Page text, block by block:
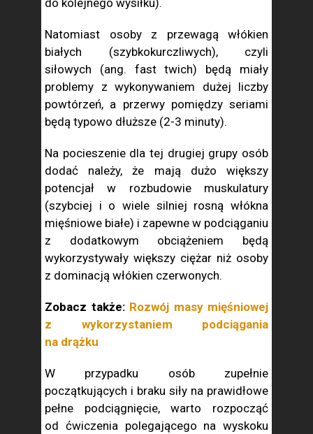
do kolejnego wysiłku).
Natomiast osoby z przewagą włókien
białych (szybkokurczliwych), czyli
siłowych (ang. fast twich) będą miały
problemy z wykonywaniem dużej liczby
powtórzeń, a przerwy pomiędzy seriami
będą typowo dłuższe (2-3 minuty).
Na pocieszenie dla tej drugiej grupy osób
dodać należy, że mają dużo większy
potencjał w rozbudowie muskulatury
(szybciej i o wiele silniej rosną włókna
mięśniowe białe) i zapewne w podciąganiu
z dodatkowym obciążeniem będą
wykorzystywały większy ciężar niż osoby
z dominacją włókien czerwonych.
Zobacz także: Rozwój masy mięśniowej
z wykorzystaniem podciągania
na drążku
W przypadku osób zupełnie
początkujących i braku siły na prawidłowe
pełne podciągnięcie, warto rozpocząć
od ćwiczenia polegającego na wyskoku